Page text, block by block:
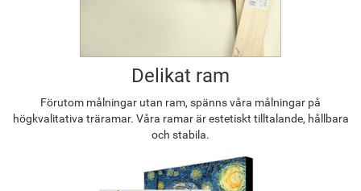
Delikat ram
Förutom målningar utan ram, spänns våra målningar på
högkvalitativa träramar. Våra ramar är estetiskt tilltalande, hållbara
och stabila.